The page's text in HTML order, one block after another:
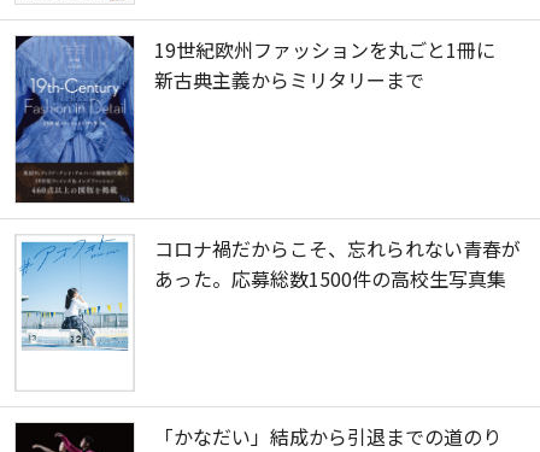
19世紀欧州ファッションを丸ごと1冊に
新古典主義からミリタリーまで
コロナ禍だからこそ、忘れられない青春が
あった。応募総数1500件の高校生写真集
「かなだい」結成から引退までの道のり